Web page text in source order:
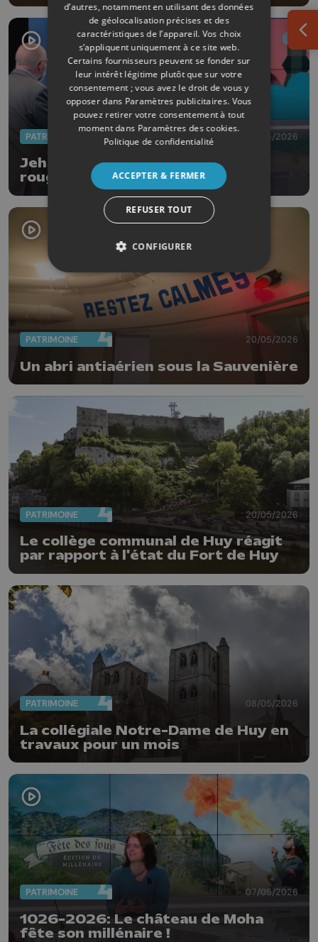
PATRIMOINE 21/05/2026
Jehay : Zénobe Gramme pour fil
rouge de la fête de la Pentecôte
PATRIMOINE 20/05/2026
Un abri antiaérien sous la Sauvenière
PATRIMOINE 20/05/2026
Le collège communal de Huy réagit
par rapport à l'état du Fort de Huy
PATRIMOINE 08/05/2026
La collégiale Notre-Dame de Huy en
travaux pour un mois
PATRIMOINE 07/05/2026
1026-2026: Le château de Moha
fête son millénaire !
d’autres, notamment en utilisant des données
de géolocalisation précises et des
caractéristiques de l’appareil. Vos choix
s’appliquent uniquement à ce site web.
Certains fournisseurs peuvent se fonder sur
leur intérêt légitime plutôt que sur votre
consentement ; vous avez le droit de vous y
opposer dans Paramètres publicitaires. Vous
pouvez retirer votre consentement à tout
moment dans Paramètres des cookies.
Politique de confidentialité
ACCEPTER & FERMER
REFUSER TOUT
CONFIGURER